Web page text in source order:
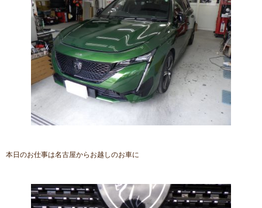
本日のお仕事は名古屋からお越しのお車に